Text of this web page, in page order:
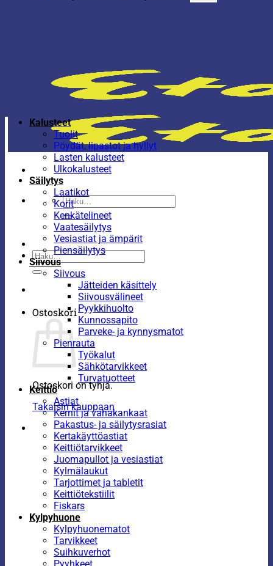
Etsi:
Etsi:
Ostoskori
Ostoskori on tyhjä.
Takaisin kauppaan
Kalusteet
Tuolit
Pöydät, lipastot ja hyllyt
Lasten kalusteet
Ulkokalusteet
Säilytys
Laatikot
Korit
Kenkätelineet
Vaatesäilytys
Vesiastiat ja ämpärit
Piensäilytys
Siivous
Siivous
Jätteiden käsittely
Siivousvälineet
Pyykkihuolto
Kunnossapito
Parveke- ja kynnysmatot
Pienrauta
Työkalut
Sähkötarvikkeet
Turvatuotteet
Keittiö
Astiat
Kernit ja vahakankaat
Pakastus- ja säilytysrasiat
Kertakäyttöastiat
Keittiötarvikkeet
Juomapullot ja vesiastiat
Kylmälaukut
Tarjottimet ja tabletit
Keittiötekstiilit
Fiskars
Kylpyhuone
Kylpyhuonematot
Tarvikkeet
Suihkuverhot